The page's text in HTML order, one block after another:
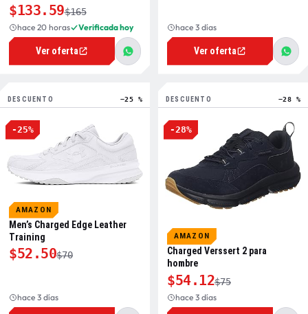
$133.59$165
hace 20 horas Verificada hoy
Ver oferta
hace 3 días
Ver oferta
DESCUENTO −25 %
-25%
AMAZON
Men’s Charged Edge Leather
Training
$52.50$70
hace 3 días
DESCUENTO −28 %
-28%
AMAZON
Charged Verssert 2 para
hombre
$54.12$75
hace 3 días